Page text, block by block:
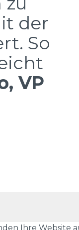
der
So
VP
Ihre Website